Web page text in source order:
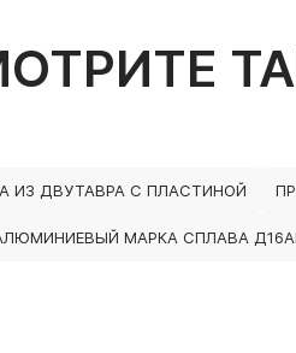
ИЗ ДВУТАВРА С ПЛАСТИНОЙ
МАРКА СПЛАВА